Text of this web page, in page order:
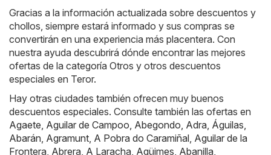
Gracias a la información actualizada sobre descuentos y
chollos, siempre estará informado y sus compras se
convertirán en una experiencia más placentera. Con
nuestra ayuda descubrirá dónde encontrar las mejores
ofertas de la categoría Otros y otros descuentos
especiales en Teror.
Hay otras ciudades también ofrecen muy buenos
descuentos especiales. Consulte también las ofertas en
Agaete Aguilar de Campoo Abegondo Adra Águilas
Abarán Agramunt A Pobra do Caramiñal Aguilar de la
Frontera Abrera A Laracha Agüimes Abanilla